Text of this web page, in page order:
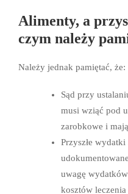
Alimenty, a
czym należy
Należy jednak pamiętać, że:
Sąd przy
musi wziąć pod
zarobkowe i
Przyszłe
uwagę
kosztów